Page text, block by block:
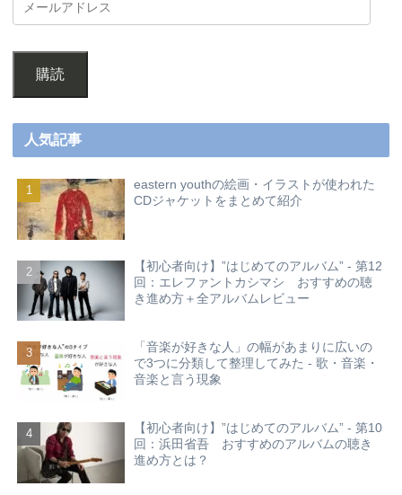
購読
人気記事
eastern youthの絵画・イラストが使われた
CDジャケットをまとめて紹介
【初心者向け】”はじめてのアルバム” - 第12
回：エレファントカシマシ おすすめの聴
き進め方＋全アルバムレビュー
「音楽が好きな人」の幅があまりに広いの
で3つに分類して整理してみた - 歌・音楽・
音楽と言う現象
【初心者向け】”はじめてのアルバム” - 第10
回：浜田省吾 おすすめのアルバムの聴き
進め方とは？